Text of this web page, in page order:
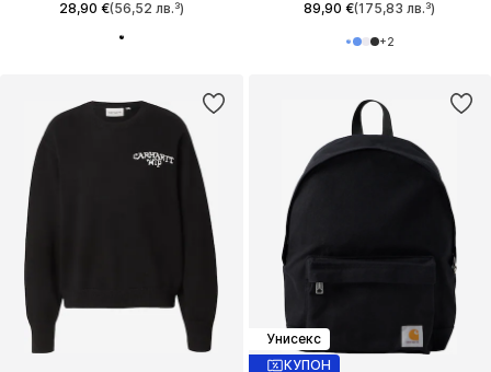
28,90 €(56,52 лв.³) 89,90 €(175,83 лв.³)
+2
Унисекс
КУПОН